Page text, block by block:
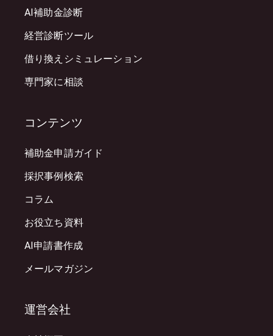
AI補助金診断
経営診断ツール
借り換えシミュレーション
専門家に相談
コンテンツ
補助金申請ガイド
採択事例検索
コラム
お役立ち資料
AI申請書作成
メールマガジン
運営会社